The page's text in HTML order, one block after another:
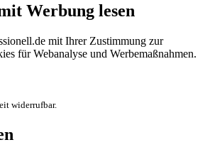
Werbung lesen
mit Ihrer Zustimmung zur
für Webanalyse und Werbemaßnahmen.
widerrufbar.